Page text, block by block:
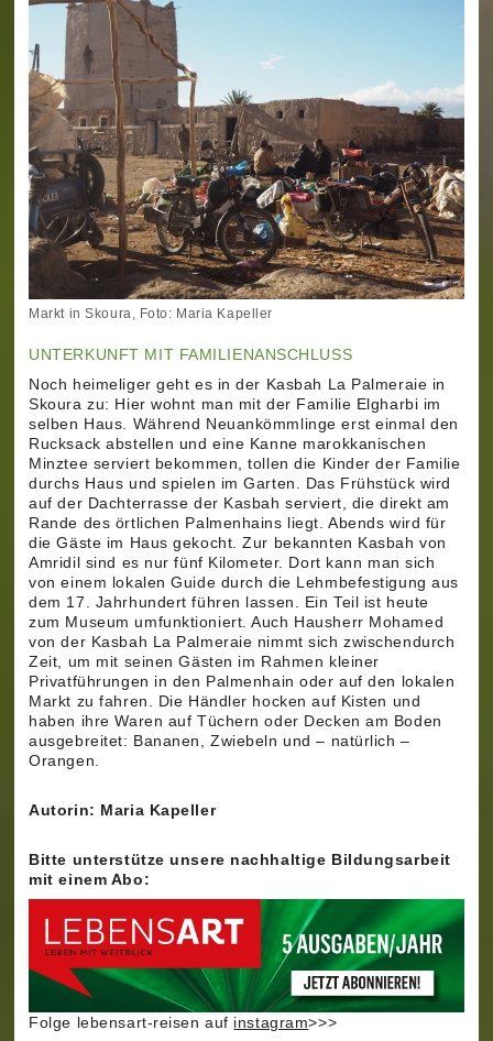
Markt in Skoura, Foto: Maria Kapeller
UNTERKUNFT MIT FAMILIENANSCHLUSS
Noch heimeliger geht es in der Kasbah La Palmeraie in
Skoura zu: Hier wohnt man mit der Familie Elgharbi im
selben Haus. Während Neuankömmlinge erst einmal den
Rucksack abstellen und eine Kanne marokkanischen
Minztee serviert bekommen, tollen die Kinder der Familie
durchs Haus und spielen im Garten. Das Frühstück wird
auf der Dachterrasse der Kasbah serviert, die direkt am
Rande des örtlichen Palmenhains liegt. Abends wird für
die Gäste im Haus gekocht. Zur bekannten Kasbah von
Amridil sind es nur fünf Kilometer. Dort kann man sich
von einem lokalen Guide durch die Lehmbefestigung aus
dem 17. Jahrhundert führen lassen. Ein Teil ist heute
zum Museum umfunktioniert. Auch Hausherr Mohamed
von der Kasbah La Palmeraie nimmt sich zwischendurch
Zeit, um mit seinen Gästen im Rahmen kleiner
Privatführungen in den Palmenhain oder auf den lokalen
Markt zu fahren. Die Händler hocken auf Kisten und
haben ihre Waren auf Tüchern oder Decken am Boden
ausgebreitet: Bananen, Zwiebeln und – natürlich –
Orangen.
Autorin: Maria Kapeller
Bitte unterstütze unsere nachhaltige Bildungsarbeit
mit einem Abo:
Folge lebensart-reisen auf instagram>>>